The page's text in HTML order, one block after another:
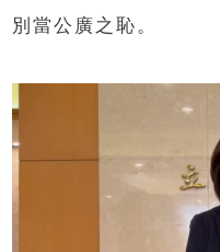
別當公廣之恥。